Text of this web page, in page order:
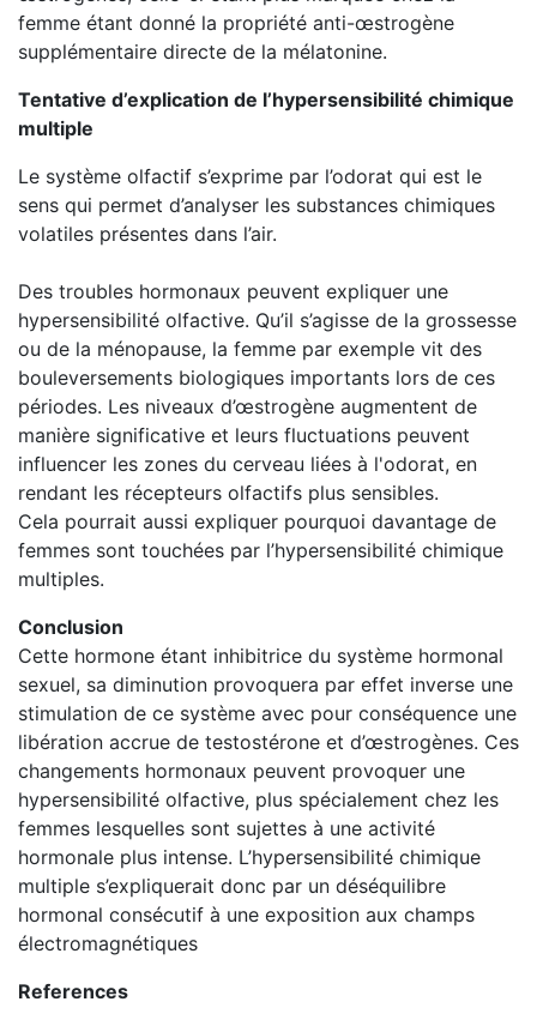
femme étant donné la propriété anti-œstrogène
supplémentaire directe de la mélatonine.
Tentative d’explication de l’hypersensibilité chimique
multiple
Le système olfactif s’exprime par l’odorat qui est le
sens qui permet d’analyser les substances chimiques
volatiles présentes dans l’air.
Des troubles hormonaux peuvent expliquer une
hypersensibilité olfactive. Qu’il s’agisse de la grossesse
ou de la ménopause, la femme par exemple vit des
bouleversements biologiques importants lors de ces
périodes. Les niveaux d’œstrogène augmentent de
manière significative et leurs fluctuations peuvent
influencer les zones du cerveau liées à l'odorat, en
rendant les récepteurs olfactifs plus sensibles.
Cela pourrait aussi expliquer pourquoi davantage de
femmes sont touchées par l’hypersensibilité chimique
multiples.
Conclusion
Cette hormone étant inhibitrice du système hormonal
sexuel, sa diminution provoquera par effet inverse une
stimulation de ce système avec pour conséquence une
libération accrue de testostérone et d’œstrogènes. Ces
changements hormonaux peuvent provoquer une
hypersensibilité olfactive, plus spécialement chez les
femmes lesquelles sont sujettes à une activité
hormonale plus intense. L’hypersensibilité chimique
multiple s’expliquerait donc par un déséquilibre
hormonal consécutif à une exposition aux champs
électromagnétiques
References